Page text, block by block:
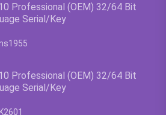
Professional (OEM) 32/64 Bit
Serial/Key
4.63uit 5
Professional (OEM) 32/64 Bit
Serial/Key
4.63